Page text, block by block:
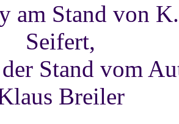
am Stand von
Seifert,
Stand vom
Breiler